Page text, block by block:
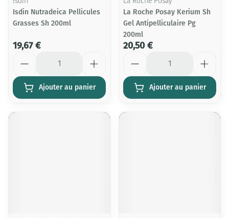
Isdin Nutradeica Pellicules
Grasses Sh 200ml
19,67 €
Ajouter au panier
La Roche Posay Kerium Sh
Gel Antipelliculaire Pg
200ml
20,50 €
Ajouter au panier